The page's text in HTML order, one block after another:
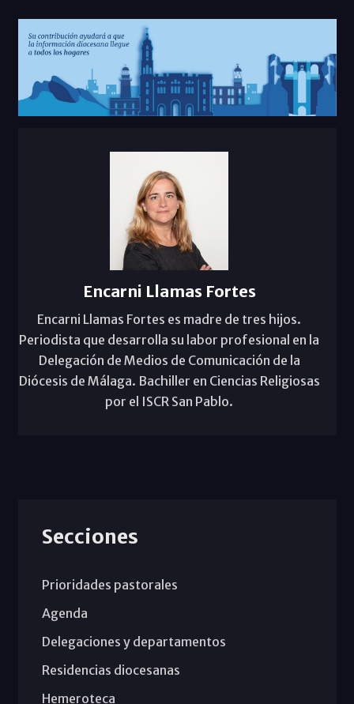
Encarni Llamas Fortes
Encarni Llamas Fortes es madre de tres hijos.
Periodista que desarrolla su labor profesional en la
Delegación de Medios de Comunicación de la
Diócesis de Málaga. Bachiller en Ciencias Religiosas
por el ISCR San Pablo.
Secciones
Prioridades pastorales
Agenda
Delegaciones y departamentos
Residencias diocesanas
Hemeroteca